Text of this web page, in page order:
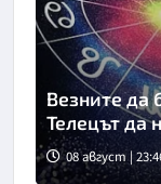
Везните да
Телецът да
08 август |